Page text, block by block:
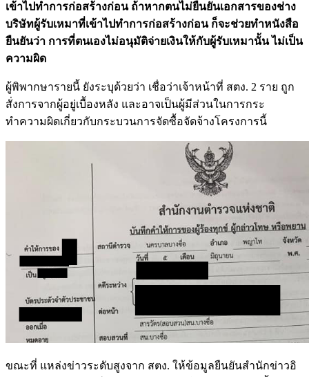
เข้าไปทำการก่อสร้างก่อน ถ้าหากตนไม่ยืนยันเอกสารของช่าง
บริษัทผู้รับเหมาที่เข้าไปทำการก่อสร้างก่อน ก็จะช่วยทำหนังสือ
ยืนยันว่า การที่ตนเองไม่อนุมัติจ่ายเงินให้กับผู้รับเหมานั้น ไม่เป็น
ความผิด
ผู้พิพากษารายนี้ ยังระบุด้วยว่า เชื่อว่าเจ้าหน้าที่ สตง. 2 ราย ถูก
สั่งการจากผู้อยู่เบื้องหลัง และอาจเป็นผู้มีส่วนในการกระ
ทำความผิดเกี่ยวกับกระบวนการจัดซื้อจัดจ้างโครงการนี้
ขณะที่ แหล่งข่าวระดับสูงจาก สตง. ให้ข้อมูลยืนยันสำนักข่าวอิ